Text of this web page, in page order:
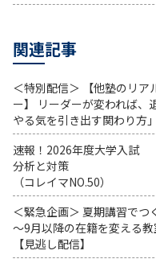
関連記事
＜特別配信＞ 【他塾のリア
ー】 リーダーが変われば、
やる気を引き出す関わり方
速報！2026年度大学入試
分析と対策
（コレイマNO.50）
＜緊急企画＞ 夏期講習でつ
～9月以降の在籍を変える
【見逃し配信】